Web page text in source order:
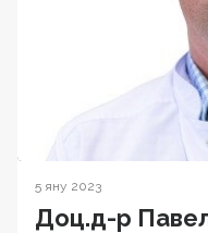
5 яну 2023
Доц.д-р